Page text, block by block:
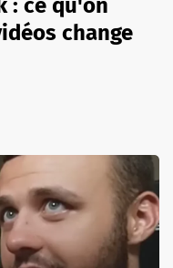
: ce qu'on
change